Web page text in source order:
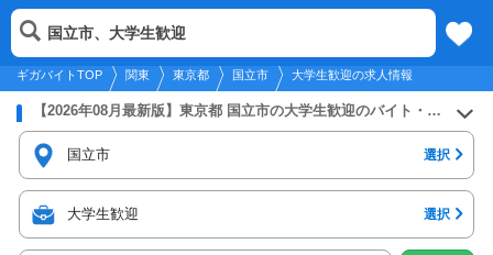
2026年8月10日更新
関東
メニュー
ギガバイトTOP 関東 東京都 国立市 大学生歓迎の求人情報
国立市、大学生歓迎
【2026年08月最新版】東京都 国立市の大学生歓迎のバイト・アルバイト・パートの求人募集情報
国立市 選択
大学生歓迎 選択